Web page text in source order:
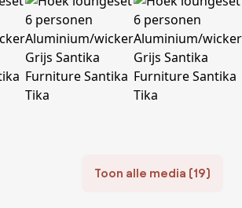
Toon alle media (19)